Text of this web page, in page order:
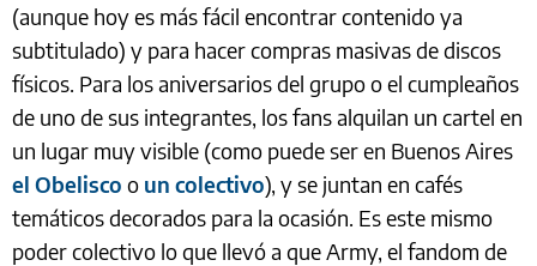
(aunque hoy es más fácil encontrar contenido ya
subtitulado) y para hacer compras masivas de discos
físicos. Para los aniversarios del grupo o el cumpleaños
de uno de sus integrantes, los fans alquilan un cartel en
un lugar muy visible (como puede ser en Buenos Aires
el Obelisco o un colectivo), y se juntan en cafés
temáticos decorados para la ocasión. Es este mismo
poder colectivo lo que llevó a que Army, el fandom de